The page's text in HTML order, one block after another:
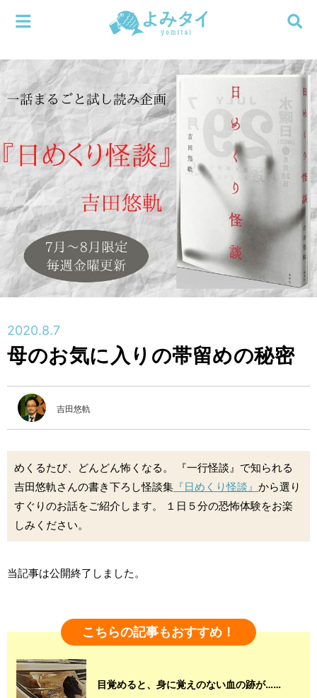
よみタイ
ホーム
新着
連載
新刊
特集
編集部
検索する
メニューを閉じる
2020.8.7
母のお気に入りの帯留めの秘密
吉田悠軌
めくるたび、どんどん怖くなる。 『一行怪談』で知られる
吉田悠軌さんの書き下ろし怪談集 『日めくり怪談』 から選り
すぐりのお話をご紹介します。 １日５分の恐怖体験をお楽
しみください。
当記事は公開終了しました。
こちらの記事もおすすめ！
目覚めると、身に覚えのない血の跡が……